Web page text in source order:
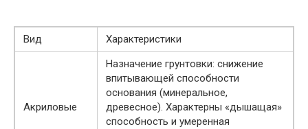
Вид Характеристики
Акриловые
Назначение грунтовки: снижение
впитывающей способности
основания (минеральное,
древесное). Характерны «дышащая»
способность и умеренная